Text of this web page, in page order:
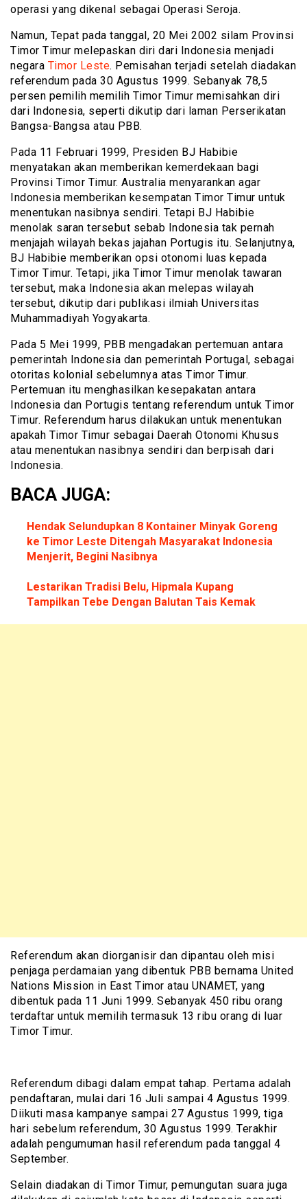
operasi yang dikenal sebagai Operasi Seroja.
Namun, Tepat pada tanggal, 20 Mei 2002 silam Provinsi
Timor Timur melepaskan diri dari Indonesia menjadi
negara Timor Leste. Pemisahan terjadi setelah diadakan
referendum pada 30 Agustus 1999. Sebanyak 78,5
persen pemilih memilih Timor Timur memisahkan diri
dari Indonesia, seperti dikutip dari laman Perserikatan
Bangsa-Bangsa atau PBB.
Pada 11 Februari 1999, Presiden BJ Habibie
menyatakan akan memberikan kemerdekaan bagi
Provinsi Timor Timur. Australia menyarankan agar
Indonesia memberikan kesempatan Timor Timur untuk
menentukan nasibnya sendiri. Tetapi BJ Habibie
menolak saran tersebut sebab Indonesia tak pernah
menjajah wilayah bekas jajahan Portugis itu. Selanjutnya,
BJ Habibie memberikan opsi otonomi luas kepada
Timor Timur. Tetapi, jika Timor Timur menolak tawaran
tersebut, maka Indonesia akan melepas wilayah
tersebut, dikutip dari publikasi ilmiah Universitas
Muhammadiyah Yogyakarta.
Pada 5 Mei 1999, PBB mengadakan pertemuan antara
pemerintah Indonesia dan pemerintah Portugal, sebagai
otoritas kolonial sebelumnya atas Timor Timur.
Pertemuan itu menghasilkan kesepakatan antara
Indonesia dan Portugis tentang referendum untuk Timor
Timur. Referendum harus dilakukan untuk menentukan
apakah Timor Timur sebagai Daerah Otonomi Khusus
atau menentukan nasibnya sendiri dan berpisah dari
Indonesia.
BACA JUGA:
Hendak Selundupkan 8 Kontainer Minyak Goreng
ke Timor Leste Ditengah Masyarakat Indonesia
Menjerit, Begini Nasibnya
Lestarikan Tradisi Belu, Hipmala Kupang
Tampilkan Tebe Dengan Balutan Tais Kemak
Referendum akan diorganisir dan dipantau oleh misi
penjaga perdamaian yang dibentuk PBB bernama United
Nations Mission in East Timor atau UNAMET, yang
dibentuk pada 11 Juni 1999. Sebanyak 450 ribu orang
terdaftar untuk memilih termasuk 13 ribu orang di luar
Timor Timur.
Referendum dibagi dalam empat tahap. Pertama adalah
pendaftaran, mulai dari 16 Juli sampai 4 Agustus 1999.
Diikuti masa kampanye sampai 27 Agustus 1999, tiga
hari sebelum referendum, 30 Agustus 1999. Terakhir
adalah pengumuman hasil referendum pada tanggal 4
September.
Selain diadakan di Timor Timur, pemungutan suara juga